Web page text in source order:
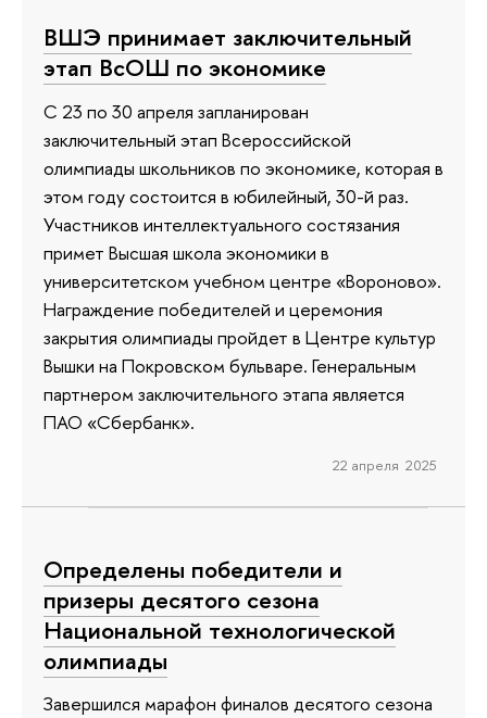
ВШЭ принимает заключительный
этап ВсОШ по экономике
С 23 по 30 апреля запланирован
заключительный этап Всероссийской
олимпиады школьников по экономике, которая в
этом году состоится в юбилейный, 30-й раз.
Участников интеллектуального состязания
примет Высшая школа экономики в
университетском учебном центре «Вороново».
Награждение победителей и церемония
закрытия олимпиады пройдет в Центре культур
Вышки на Покровском бульваре. Генеральным
партнером заключительного этапа является
ПАО «Сбербанк».
22 апреля 2025
Определены победители и
призеры десятого сезона
Национальной технологической
олимпиады
Завершился марафон финалов десятого сезона